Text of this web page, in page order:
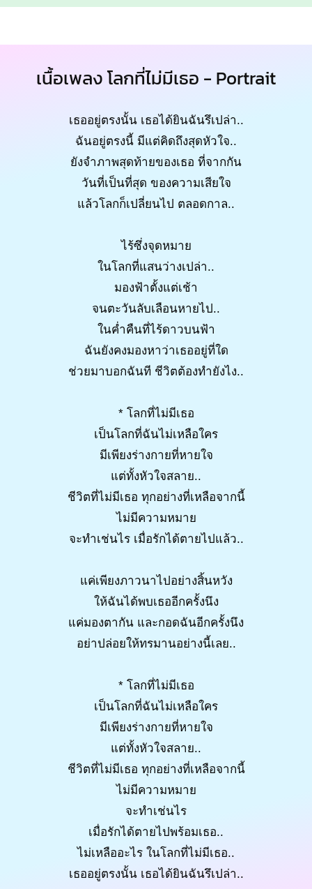
เนื้อเพลง โลกที่ไม่มีเธอ - Portrait
เธออยู่ตรงนั้น เธอได้ยินฉันรึเปล่า..
ฉันอยู่ตรงนี้ มีแต่คิดถึงสุดหัวใจ..
ยังจำภาพสุดท้ายของเธอ ที่จากกัน
วันที่เป็นที่สุด ของความเสียใจ
แล้วโลกก็เปลี่ยนไป ตลอดกาล..
ไร้ซึ่งจุดหมาย
ในโลกที่แสนว่างเปล่า..
มองฟ้าตั้งแต่เช้า
จนตะวันลับเลือนหายไป..
ในค่ำคืนที่ไร้ดาวบนฟ้า
ฉันยังคงมองหาว่าเธออยู่ที่ใด
ช่วยมาบอกฉันที ชีวิตต้องทำยังไง..
* โลกที่ไม่มีเธอ
เป็นโลกที่ฉันไม่เหลือใคร
มีเพียงร่างกายที่หายใจ
แต่ทั้งหัวใจสลาย..
ชีวิตที่ไม่มีเธอ ทุกอย่างที่เหลือจากนี้
ไม่มีความหมาย
จะทำเช่นไร เมื่อรักได้ตายไปแล้ว..
แค่เพียงภาวนาไปอย่างสิ้นหวัง
ให้ฉันได้พบเธออีกครั้งนึง
แค่มองตากัน และกอดฉันอีกครั้งนึง
อย่าปล่อยให้ทรมานอย่างนี้เลย..
* โลกที่ไม่มีเธอ
เป็นโลกที่ฉันไม่เหลือใคร
มีเพียงร่างกายที่หายใจ
แต่ทั้งหัวใจสลาย..
ชีวิตที่ไม่มีเธอ ทุกอย่างที่เหลือจากนี้
ไม่มีความหมาย
จะทำเช่นไร
เมื่อรักได้ตายไปพร้อมเธอ..
ไม่เหลืออะไร ในโลกที่ไม่มีเธอ..
เธออยู่ตรงนั้น เธอได้ยินฉันรึเปล่า..